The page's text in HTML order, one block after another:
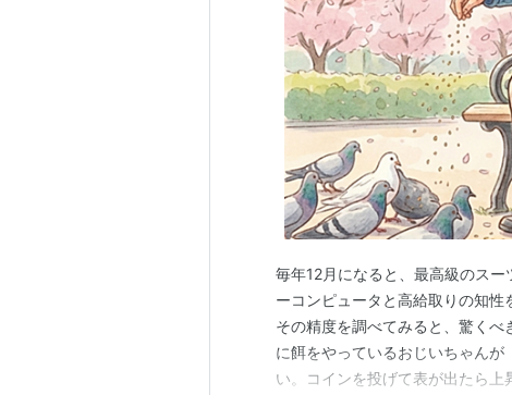
毎年12月になると、最高級のス
ーコンピュータと高給取りの知性
その精度を調べてみると、驚く
に餌をやっているおじいちゃん
い。コインを投げて表が出たら上